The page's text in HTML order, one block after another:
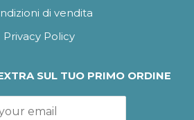
di vendita
Privacy Policy
SUL TUO PRIMO ORDINE